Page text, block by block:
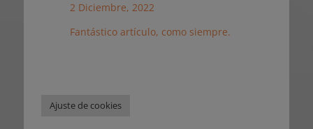
2 Diciembre, 2022
Fantástico artículo, como siempre.
Ajuste de cookies